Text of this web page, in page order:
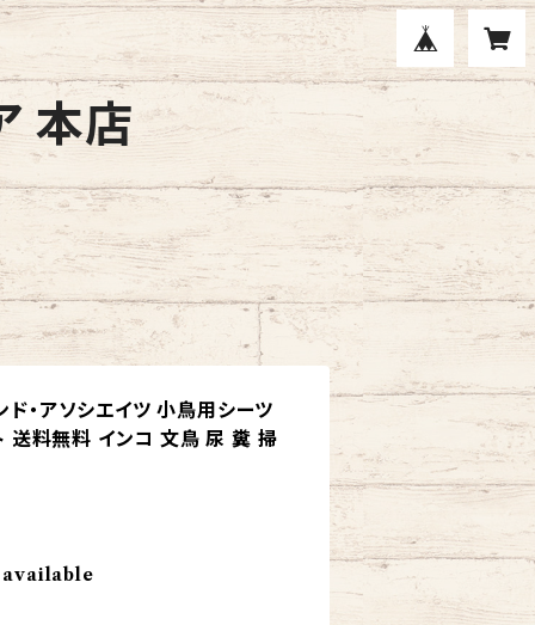
本店
ド・アソシエイツ 小鳥用シーツ
送料無料 インコ 文鳥 尿 糞 掃